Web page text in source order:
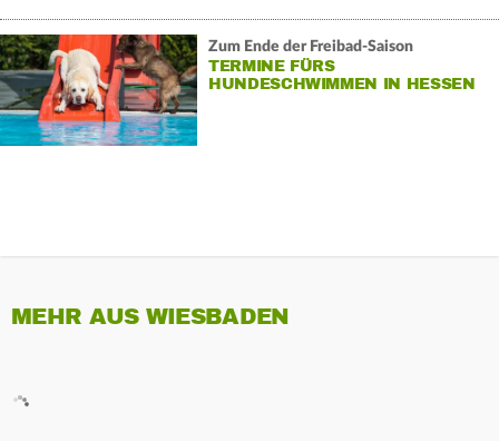
Zum Ende der Freibad-Saison
TERMINE FÜRS
HUNDESCHWIMMEN IN HESSEN
MEHR AUS WIESBADEN